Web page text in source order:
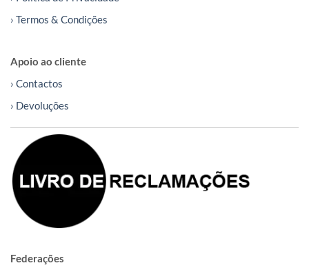
› Termos & Condições
Apoio ao cliente
› Contactos
› Devoluções
Federações